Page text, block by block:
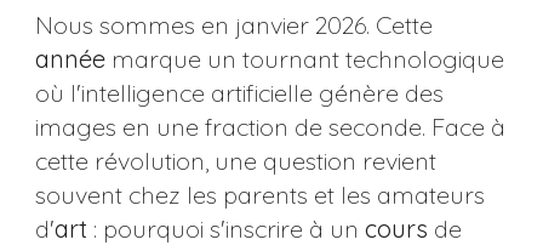
Nous sommes en janvier 2026. Cette
annéemarque un tournant technologique
où l'intelligence artificielle génère des
images en une fraction de seconde. Face à
cette révolution, une question revient
souvent chez les parents et les amateurs
d'art : pourquoi s'inscrire à un cours de